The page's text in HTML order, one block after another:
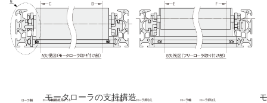
モータローラの支持構造